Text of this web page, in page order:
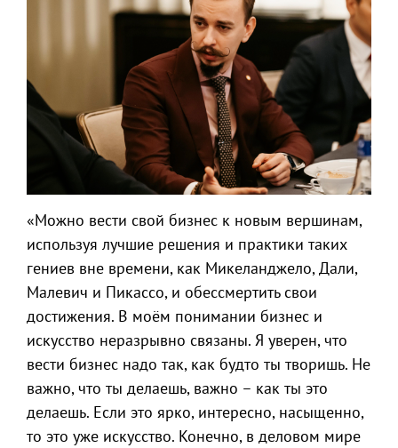
«Можно вести свой бизнес к новым вершинам,
используя лучшие решения и практики таких
гениев вне времени, как Микеланджело, Дали,
Малевич и Пикассо, и обессмертить свои
достижения. В моём понимании бизнес и
искусство неразрывно связаны. Я уверен, что
вести бизнес надо так, как будто ты творишь. Не
важно, что ты делаешь, важно – как ты это
делаешь. Если это ярко, интересно, насыщенно,
то это уже искусство. Конечно, в деловом мире